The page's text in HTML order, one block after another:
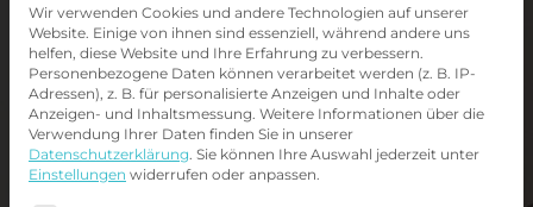
Wir verwenden Cookies und andere Technologien auf unserer
Website. Einige von ihnen sind essenziell, während andere uns
helfen, diese Website und Ihre Erfahrung zu verbessern.
Personenbezogene Daten können verarbeitet werden (z. B. IP-
Adressen), z. B. für personalisierte Anzeigen und Inhalte oder
Anzeigen- und Inhaltsmessung. Weitere Informationen über die
Verwendung Ihrer Daten finden Sie in unserer
Datenschutzerklärung. Sie können Ihre Auswahl jederzeit unter
Einstellungen widerrufen oder anpassen.